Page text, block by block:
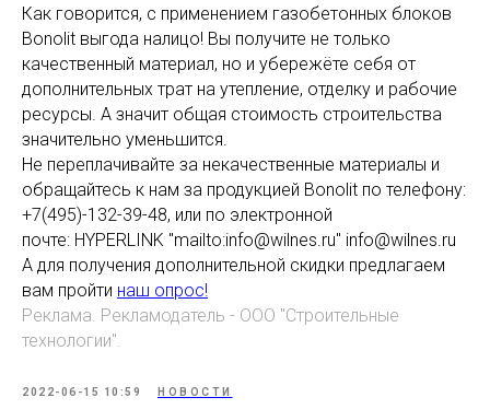
Как говорится, с применением газобетонных блоков
Bonolit выгода налицо! Вы получите не только
качественный материал, но и убережёте себя от
дополнительных трат на утепление, отделку и рабочие
ресурсы. А значит общая стоимость строительства
значительно уменьшится.
Не переплачивайте за некачественные материалы и
обращайтесь к нам за продукцией Bonolit по телефону:
+7(495)-132-39-48, или по электронной
почте: HYPERLINK "mailto:info@wilnes.ru" info@wilnes.ru
А для получения дополнительной скидки предлагаем
вам пройти наш опрос!
Реклама. Рекламодатель - ООО "Строительные
технологии".
2022-06-15 10:59 НОВОСТИ